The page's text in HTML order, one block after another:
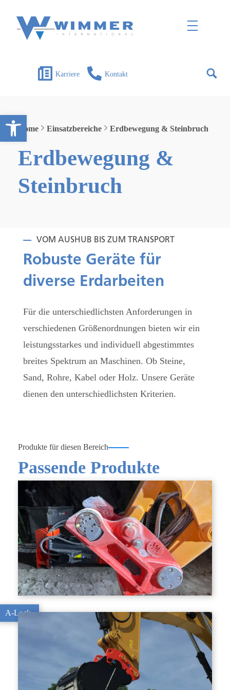
Open toolbar
Karriere Kontakt
Home Einsatzbereiche Erdbewegung & Steinbruch
Erdbewegung &
Steinbruch
VOM AUSHUB BIS ZUM TRANSPORT
Robuste Geräte für
diverse Erdarbeiten
Für die unterschiedlichsten Anforderungen in
verschiedenen Größenordnungen bieten wir ein
leistungsstarkes und individuell abgestimmtes
breites Spektrum an Maschinen. Ob Steine,
Sand, Rohre, Kabel oder Holz. Unsere Geräte
dienen den unterschiedlichsten Kriterien.
Produkte für diesen Bereich
Passende Produkte
A-Lock